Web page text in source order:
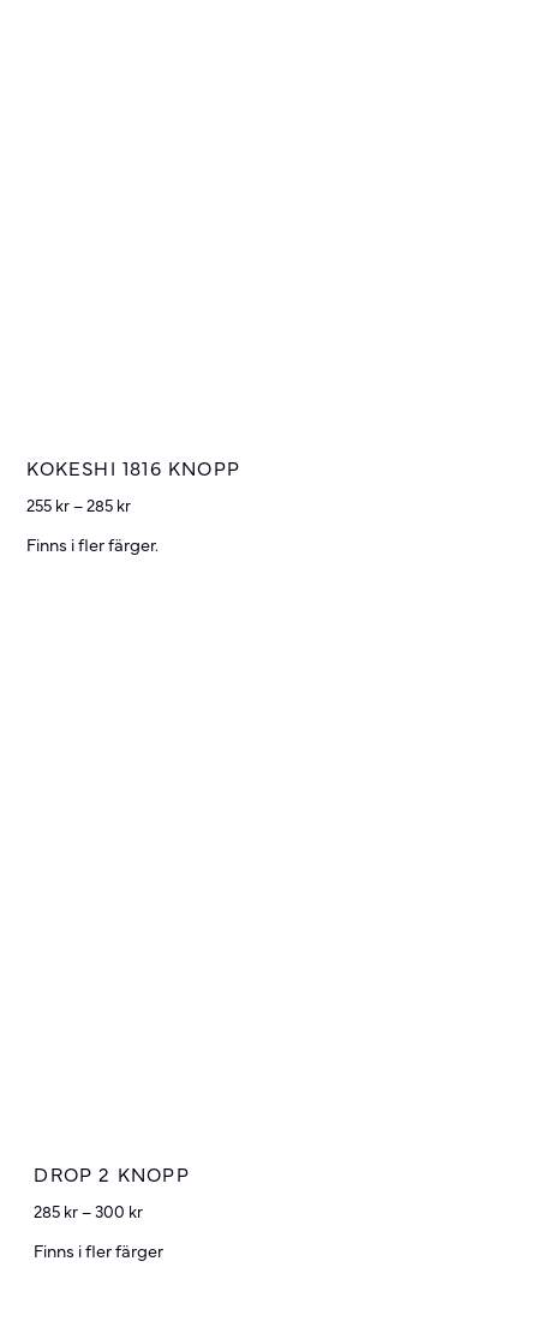
KOKESHI 1816 KNOPP
255 kr–285 kr
Finns i fler färger.
DROP 2 KNOPP
285 kr–300 kr
Finns i fler färger